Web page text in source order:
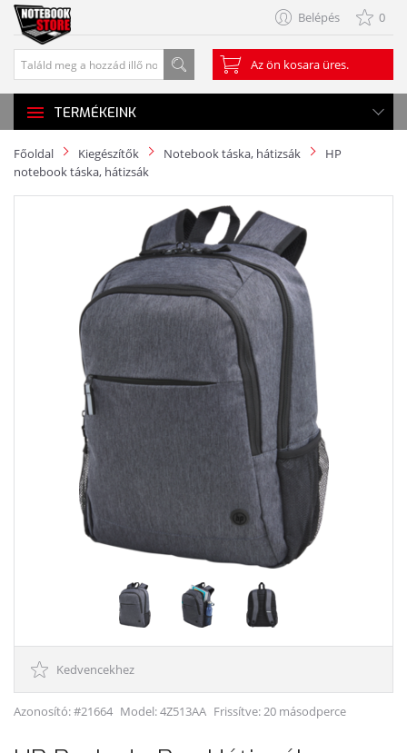
Belépés 0
Az ön kosara üres.
TERMÉKEINK
Főoldal Kiegészítők Notebook táska, hátizsák
HP
notebook táska, hátizsák
Kedvencekhez
Azonosító: #21664 Model:4Z513AA Frissítve: 20 másodperce